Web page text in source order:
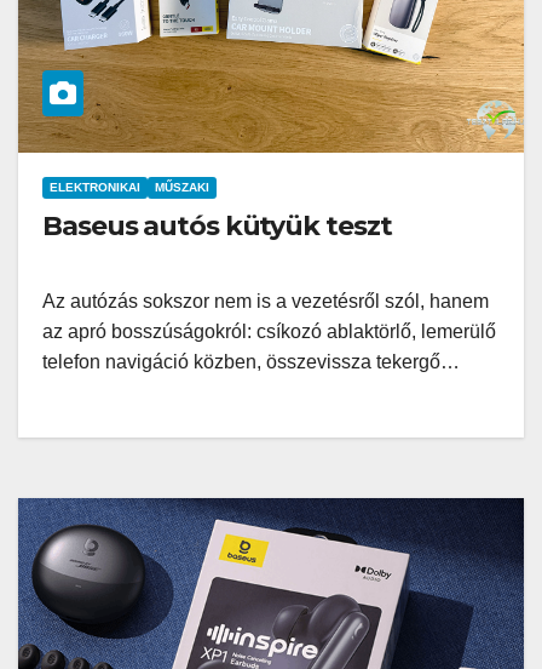
ELEKTRONIKAI MŰSZAKI
Baseus autós kütyük teszt
Az autózás sokszor nem is a vezetésről szól, hanem
az apró bosszúságokról: csíkozó ablaktörlő, lemerülő
telefon navigáció közben, összevissza tekergő…